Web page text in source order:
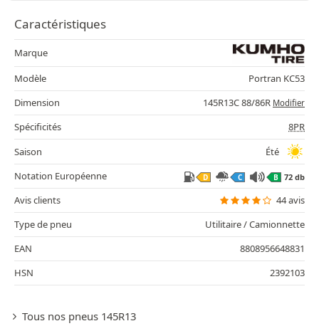
Caractéristiques
Marque
Modèle
Portran KC53
Dimension
145R13C 88/86R Modifier
Spécificités
8PR
Saison
Été
Notation Européenne
D C B 72 db
Avis clients
44 avis
Type de pneu
Utilitaire / Camionnette
EAN
8808956648831
HSN
2392103
Tous nos pneus 145R13